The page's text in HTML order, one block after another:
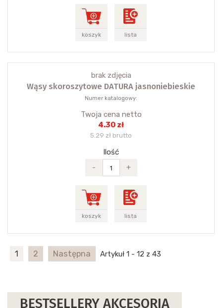
koszyk lista
brak zdjęcia
Wąsy skoroszytowe DATURA jasnoniebieskie
Numer katalogowy:
Twoja cena netto
4.30 zł
5.29 zł brutto
Ilość
-
+
koszyk lista
1 2 Następna Artykuł 1 - 12 z 43
BESTSELLERY AKCESORIA